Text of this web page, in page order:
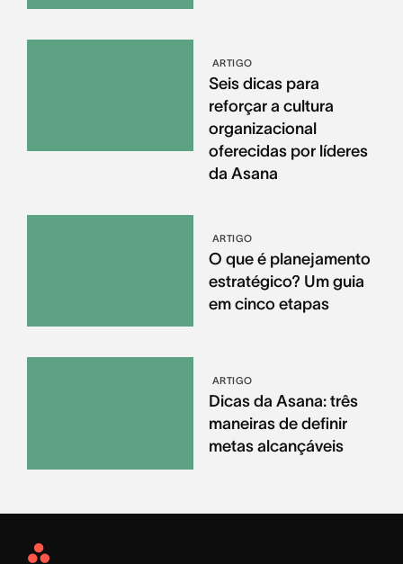
ARTIGO
Seis dicas para
reforçar a cultura
organizacional
oferecidas por líderes
da Asana
ARTIGO
O que é planejamento
estratégico? Um guia
em cinco etapas
ARTIGO
Dicas da Asana: três
maneiras de definir
metas alcançáveis